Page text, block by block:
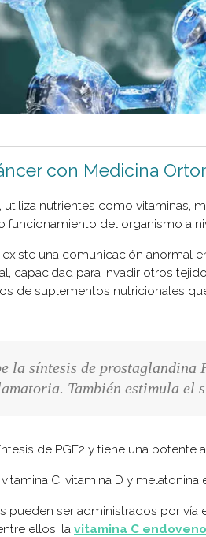
con Medicina
nutrientes como vitaminas,
funcionamiento del organismo a
una comunicación anormal
capacidad para invadir otros
de suplementos nutricionales
la síntesis de prostaglandina
También estimula el
de PGE2 y tiene una potente
C, vitamina D y melatonina
pueden ser administrados por
ellos, la vitamina C